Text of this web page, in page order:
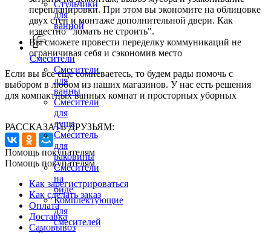
Стульчики
для
ванной
Смесители
Смесители
для
ванны
Смесители
для
душа
Смеситель
для
раковины
Смесители
на
биде
Комплектующие
для
смесителей
перепланировки. При этом вы экономите на облицовке
двух стен и монтаже дополнительной двери. Как
известно "ломать не строить".
Вы сможете провести переделку коммуникаций не
ограничивая себя и сэкономив место
Если вы все еще сомневаетесь, то будем рады помочь с
выбором в любом из наших магазинов. У нас есть решения
для компактных ванных комнат и просторных уборных
РАССКАЗАТЬ ДРУЗЬЯМ:
Помощь покупателям
Помощь покупателям
Как зарегистрироваться
Как сделать заказ
Оплата
Доставка
Самовывоз